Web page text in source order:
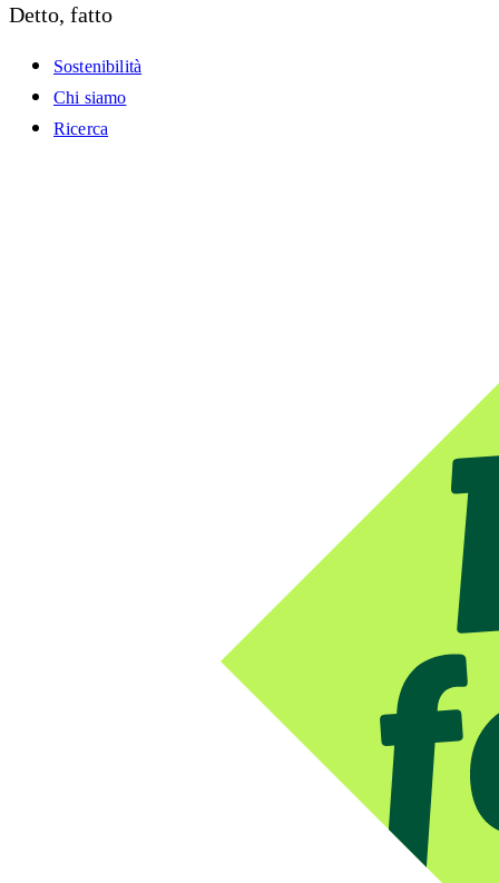
Detto, fatto
Sostenibilità
Chi siamo
Ricerca